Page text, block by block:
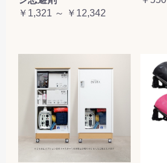
お買い物を続ける
￥1,321 ～ ￥12,342